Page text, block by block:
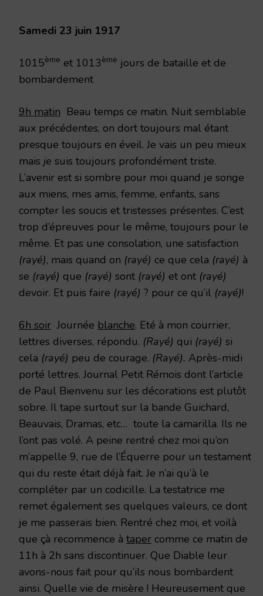
Samedi 23 juin 1917
1015ème et 1013ème jours de bataille et de
bombardement
9h matin Beau temps ce matin. Nuit semblable
aux précédentes, on dort toujours mal étant
presque toujours en éveil. Je vais un peu mieux
mais je suis toujours profondément triste.
L’avenir est si sombre pour moi quand je songe
aux miens, mes amis, femme, enfants, sans
compter les soucis et tristesses présentes. C’est
trop d’épreuves pour le même, toujours pour le
même. Et pas une consolation, une satisfaction
(rayé), mais quand on (rayé) ce que cela (rayé) à
se (rayé) que (rayé) sont (rayé) et ont (rayé)
devoir. Et puis faire (rayé) ? pour ce qu’il (rayé)!
6h soir Journée blanche. Eté à mon courrier,
lettres diverses, répondu. (Rayé) qui (rayé) si
cela (rayé) peu de courage. (Rayé). Après-midi
porté lettres. Journal Petit Rémois dont l’article
de Paul Bienvenu sur les décorations est plutôt
sobre. Il tape surtout sur la bande Guichard,
Beauvais, Dramas, etc… toute la camarilla. Ils ne
l’ont pas volé. A peine rentré chez moi qu’on
m’appelle 9, rue de l’Équerre pour un testament
qui du reste était déjà fait. Je n’ai qu’à le
compléter par un codicille. La testatrice me
remet également ses quelques valeurs, ce dont
je me passerais bien. Rentré chez moi, et voilà
que çà recommence à taper comme ce matin de
11h à 2h sans discontinuer. Que Diable leur
avons-nous fait pour qu’ils nous bombardent
ainsi. Quelle vie de misère ! Heureusement que